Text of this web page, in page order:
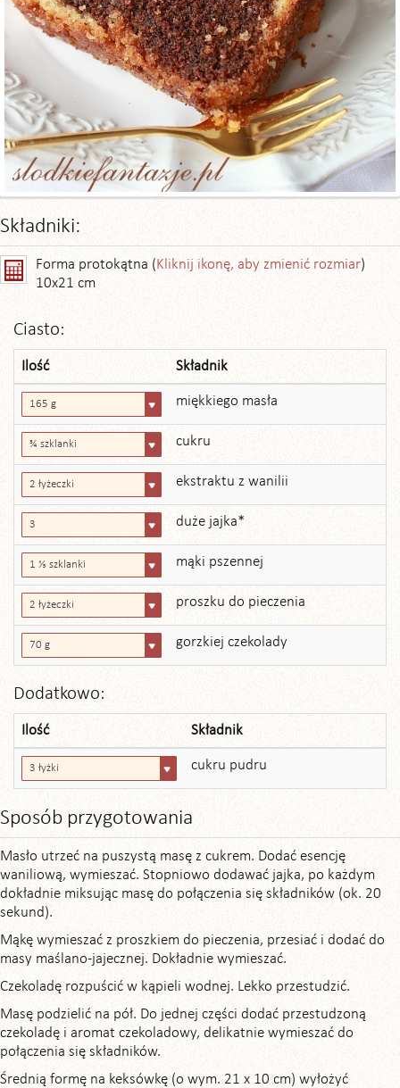
Składniki:
Forma protokątna (Kliknij ikonę, aby zmienić rozmiar)
10x21 cm
Ciasto:
Ilość Składnik
165 g miękkiego masła
¾ szklanki cukru
2 łyżeczki ekstraktu z wanilii
3 duże jajka*
1 ⅓ szklanki mąki pszennej
2 łyżeczki proszku do pieczenia
70 g gorzkiej czekolady
Dodatkowo:
Ilość Składnik
3 łyżki cukru pudru
Sposób przygotowania
Masło utrzeć na puszystą masę z cukrem. Dodać esencję
waniliową, wymieszać. Stopniowo dodawać jajka, po każdym
dokładnie miksując masę do połączenia się składników (ok. 20
sekund).
Mąkę wymieszać z proszkiem do pieczenia, przesiać i dodać do
masy maślano-jajecznej. Dokładnie wymieszać.
Czekoladę rozpuścić w kąpieli wodnej. Lekko przestudzić.
Masę podzielić na pół. Do jednej części dodać przestudzoną
czekoladę i aromat czekoladowy, delikatnie wymieszać do
połączenia się składników.
Średnią formę na keksówkę (o wym. 21 x 10 cm) wyłożyć